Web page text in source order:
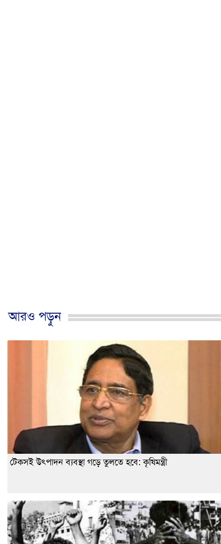
আরও পড়ুন
টেকসই উৎপাদন ব্যবস্থা গড়ে তুলতে হবে: কৃষিমন্ত্রী